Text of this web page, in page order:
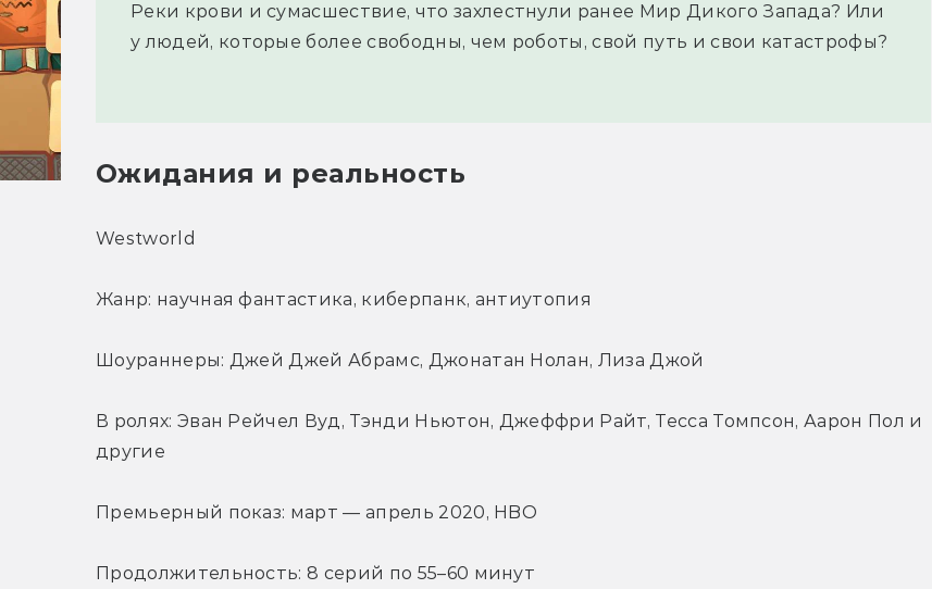
Реки крови и сумасшествие, что захлестнули ранее Мир Дикого Запада? Или
у людей, которые более свободны, чем роботы, свой путь и свои катастрофы?
Ожидания и реальность
Westworld
Жанр: научная фантастика, киберпанк, антиутопия
Шоураннеры: Джей Джей Абрамс, Джонатан Нолан, Лиза Джой
В ролях: Эван Рейчел Вуд, Тэнди Ньютон, Джеффри Райт, Тесса Томпсон, Аарон Пол и
другие
Премьерный показ: март — апрель 2020, HBO
Продолжительность: 8 серий по 55–60 минут